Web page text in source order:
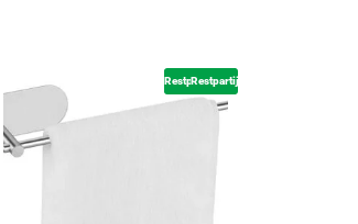
RestpartijRestpartij